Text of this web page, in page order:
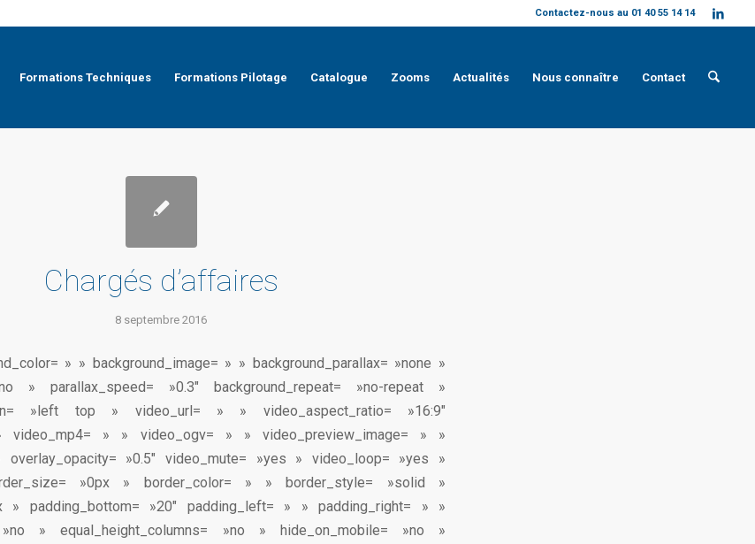
Contactez-nous au 01 40 55 14 14
Formations Techniques Formations Pilotage Catalogue Zooms Actualités Nous connaître Contact
Chargés d’affaires
8 septembre 2016
» » background_image= » » background_parallax= »none »
» parallax_speed= »0.3″ background_repeat= »no-repeat »
»left top » video_url= » » video_aspect_ratio= »16:9″
video_mp4= » » video_ogv= » » video_preview_image= » »
overlay_opacity= »0.5″ video_mute= »yes » video_loop= »yes »
»0px » border_color= » » border_style= »solid »
» padding_bottom= »20″ padding_left= » » padding_right= » »
»no » equal_height_columns= »no » hide_on_mobile= »no »